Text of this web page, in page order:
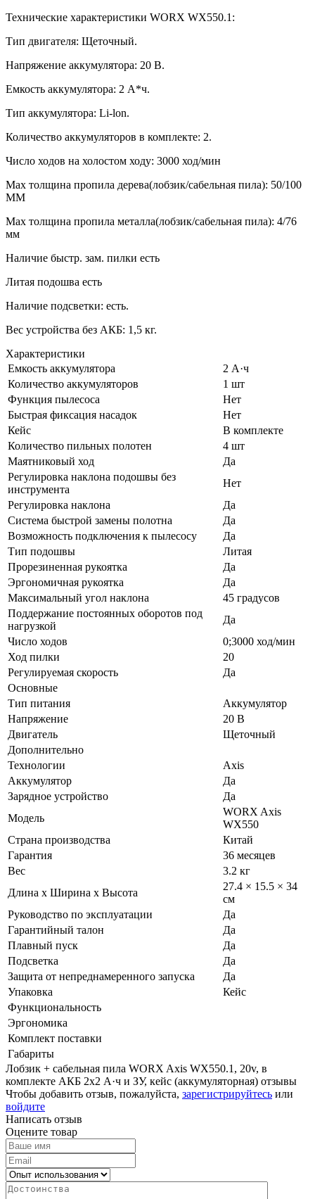
Технические характеристики WORX WX550.1:
Тип двигателя: Щеточный.
Напряжение аккумулятора: 20 В.
Емкость аккумулятора: 2 А*ч.
Тип аккумулятора: Li-lon.
Количество аккумуляторов в комплекте: 2.
Число ходов на холостом ходу: 3000 ход/мин
Мах толщина пропила дерева(лобзик/сабельная пила): 50/100
ММ
Мах толщина пропила металла(лобзик/сабельная пила): 4/76
мм
Наличие быстр. зам. пилки есть
Литая подошва есть
Наличие подсветки: есть.
Вес устройства без АКБ: 1,5 кг.
Характеристики
Емкость аккумулятора
2 А·ч
Количество аккумуляторов
1 шт
Функция пылесоса
Нет
Быстрая фиксация насадок
Нет
Кейс
В комплекте
Количество пильных полотен
4 шт
Маятниковый ход
Да
Регулировка наклона подошвы без
инструмента
Нет
Регулировка наклона
Да
Система быстрой замены полотна
Да
Возможность подключения к пылесосу
Да
Тип подошвы
Литая
Прорезиненная рукоятка
Да
Эргономичная рукоятка
Да
Максимальный угол наклона
45 градусов
Поддержание постоянных оборотов под
нагрузкой
Да
Число ходов
0;3000 ход/мин
Ход пилки
20
Регулируемая скорость
Да
Основные
Тип питания
Аккумулятор
Напряжение
20 В
Двигатель
Щеточный
Дополнительно
Технологии
Axis
Аккумулятор
Да
Зарядное устройство
Да
Модель
WORX Axis
WX550
Страна производства
Китай
Гарантия
36 месяцев
Вес
3.2 кг
Длина х Ширина х Высота
27.4 × 15.5 × 34
см
Руководство по эксплуатации
Да
Гарантийный талон
Да
Плавный пуск
Да
Подсветка
Да
Защита от непреднамеренного запуска
Да
Упаковка
Кейс
Функциональность
Эргономика
Комплект поставки
Габариты
Лобзик + сабельная пила WORX Axis WX550.1, 20v, в
комплекте АКБ 2x2 А·ч и ЗУ, кейс (аккумуляторная) отзывы
Чтобы добавить отзыв, пожалуйста, зарегистрируйтесь или
войдите
Написать отзыв
Оцените товар